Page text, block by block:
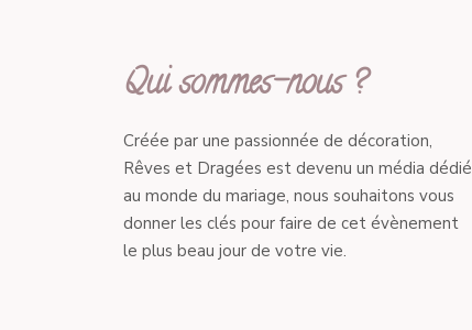
Qui sommes-nous ?
Créée par une passionnée de décoration,
Rêves et Dragées est devenu un média dédié
au monde du mariage, nous souhaitons vous
donner les clés pour faire de cet évènement
le plus beau jour de votre vie.